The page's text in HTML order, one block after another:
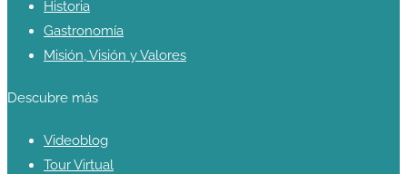
Historia
Gastronomía
Misión, Visión y Valores
Descubre más
Videoblog
Tour Virtual